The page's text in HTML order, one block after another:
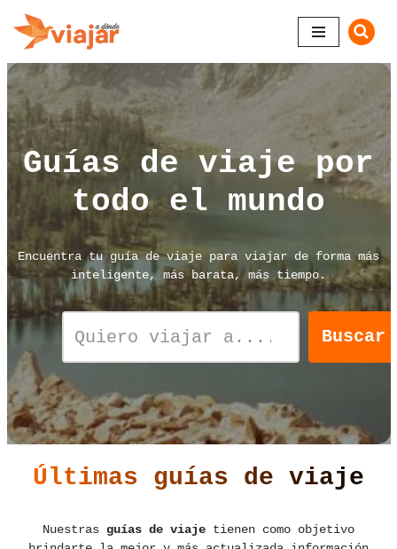
Saltar
al
contenido
Guías de viajepor
todo el mundo
Encuentra tu guía de viaje para viajar de forma más
inteligente, más barata, más tiempo.
Buscar
Últimas guías de viaje
Nuestras guías de viaje tienen como objetivo